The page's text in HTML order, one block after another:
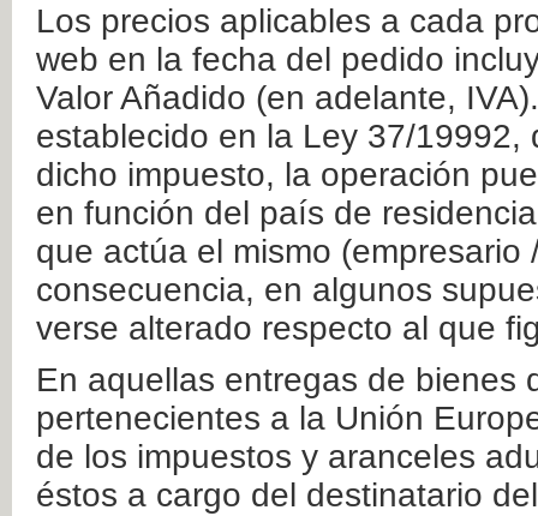
Los precios aplicables a cada
web en la fecha del pedido
Valor Añadido (en adelante,
establecido en la Ley 37/
dicho impuesto, la operación
en función del país de
que actúa el mismo
consecuencia, en algunos
verse alterado respecto al que
En aquellas entregas de bienes
pertenecientes a la Unión
de los impuestos y aranceles
éstos a cargo del destinatario